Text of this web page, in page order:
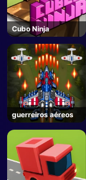
Cubo Ninja
guerreiros aéreos